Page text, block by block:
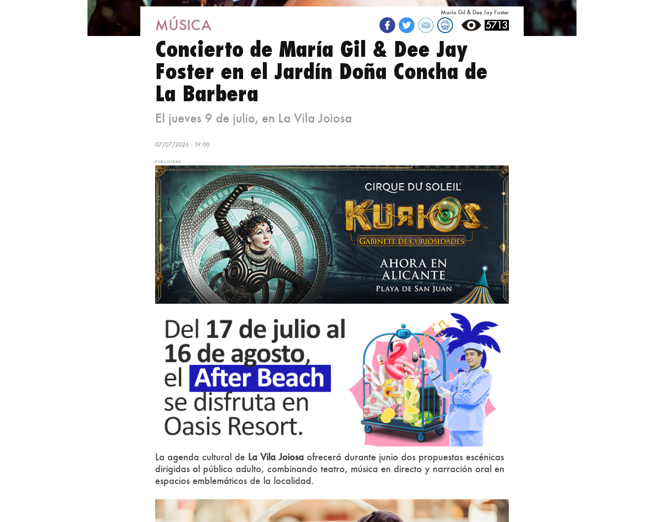
María Gil & Dee Jay Foster
MÚSICA
Concierto de María Gil & Dee Jay
Foster en el Jardín Doña Concha de
La Barbera
El jueves 9 de julio, en La Vila Joiosa
07/07/2026 - 19:00
5713
La agenda cultural de La Vila Joiosa ofrecerá durante junio dos propuestas escénicas
dirigidas al público adulto, combinando teatro, música en directo y narración oral en
espacios emblemáticos de la localidad.